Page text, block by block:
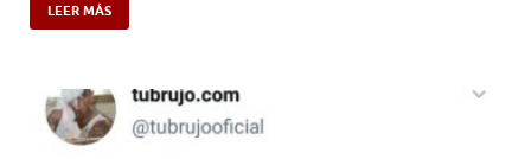
LEER MÁS